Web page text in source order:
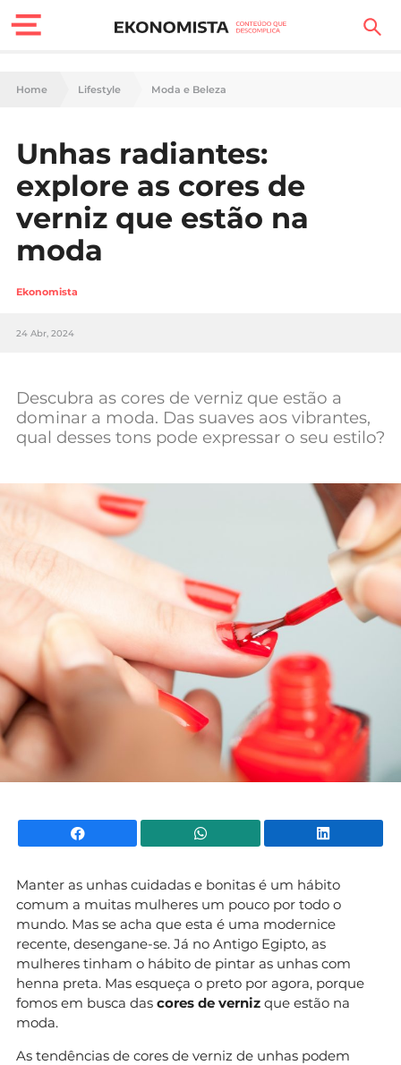
Finanças Pessoais
Carreira
Casa
Lifestyle
Sociedade
Tecnologia
Negócios
Mundial 2026
Home Lifestyle Moda e Beleza
Unhas radiantes:
explore as cores de
verniz que estão na
moda
Ekonomista
24 Abr, 2024
Descubra as cores de verniz que estão a
dominar a moda. Das suaves aos vibrantes,
qual desses tons pode expressar o seu estilo?
Facebook WhatsApp
Manter as unhas cuidadas e bonitas é um hábito
comum a muitas mulheres um pouco por todo o
mundo. Mas se acha que esta é uma modernice
recente, desengane-se. Já no Antigo Egipto, as
mulheres tinham o hábito de pintar as unhas com
henna preta. Mas esqueça o preto por agora, porque
fomos em busca das cores de verniz que estão na
moda.
As tendências de cores de verniz de unhas podem